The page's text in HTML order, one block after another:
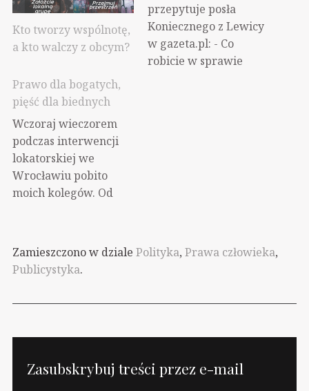
Kto tworzy wspólnotę,
a kto walczy z obcym?
przepytuje posła
Koniecznego z Lewicy
w gazeta.pl: - Co
robicie w sprawie
To nie jest tylko
to…
Prawo dla bogatych,
pięść dla biednych
Wczoraj wieczorem
podczas interwencji
lokatorskiej we
Wrocławiu pobito
moich kolegów. Od
stało, choć była
konieczna wizyta w
szpitalu. Walczyli
zakończona, więc nie
chcę wdawać się w
Zamieszczono w dziale Polityka, Prawa człowieka,
Publicystyka.
Zasubskrybuj treści przez e-mail